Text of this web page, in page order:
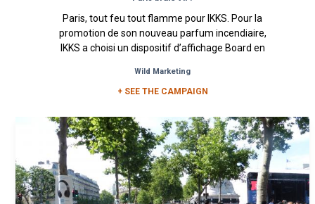
Paris, tout feu tout flamme pour IKKS. Pour la
promotion de son nouveau parfum incendiaire,
IKKS a choisi un dispositif d’affichage Board en
Wild Marketing
+ SEE THE CAMPAIGN